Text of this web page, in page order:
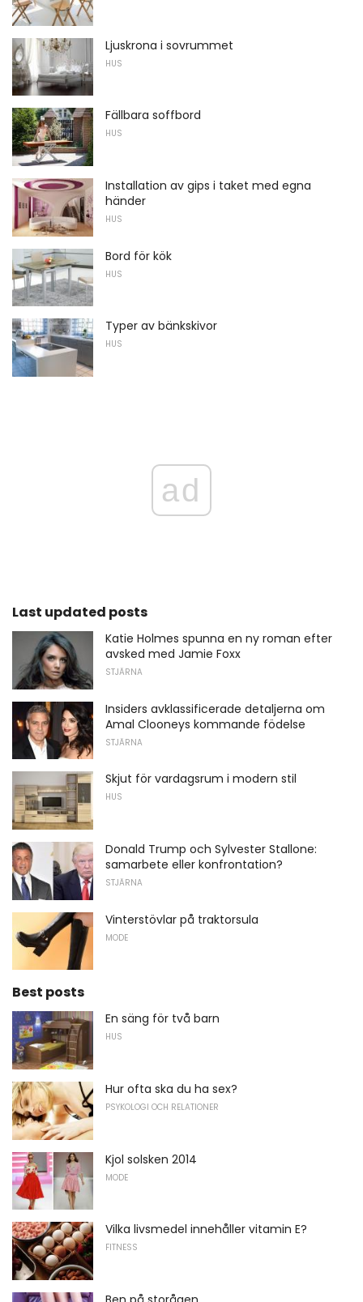
Ljuskrona i sovrummet
HUS
Fällbara soffbord
HUS
Installation av gips i taket med egna
händer
HUS
Bord för kök
HUS
Typer av bänkskivor
HUS
ad
Last updated posts
Katie Holmes spunna en ny roman efter
avsked med Jamie Foxx
STJÄRNA
Insiders avklassificerade detaljerna om
Amal Clooneys kommande födelse
STJÄRNA
Skjut för vardagsrum i modern stil
HUS
Donald Trump och Sylvester Stallone: ​​
samarbete eller konfrontation?
STJÄRNA
Vinterstövlar på traktorsula
MODE
Best posts
En säng för två barn
HUS
Hur ofta ska du ha sex?
PSYKOLOGI OCH RELATIONER
Kjol solsken 2014
MODE
Vilka livsmedel innehåller vitamin E?
FITNESS